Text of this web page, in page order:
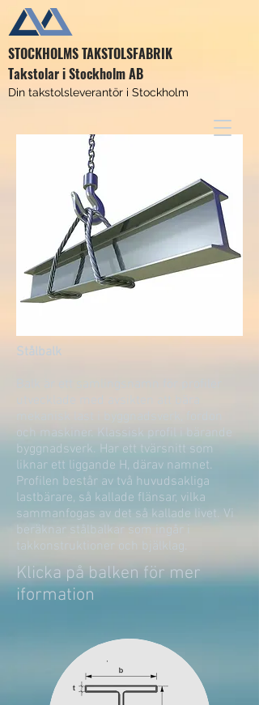
STOCKHOLMS TAKSTOLSFABRIK
Takstolar i Stockholm AB
Din takstolsleverantör i Stockholm
Stålbalk
och maskiner. Klassisk profil i bärande
byggnadsverk. Har ett tvärsnitt som
liknar ett liggande H, därav namnet.
Profilen består av två huvudsakliga
lastbärare, så kallade flänsar, vilka
sammanfogas av det så kallade livet. Vi
beräknar stålbalkar som ingår i
takkonstruktioner och bjälklag.
Klicka på balken för mer
iformation